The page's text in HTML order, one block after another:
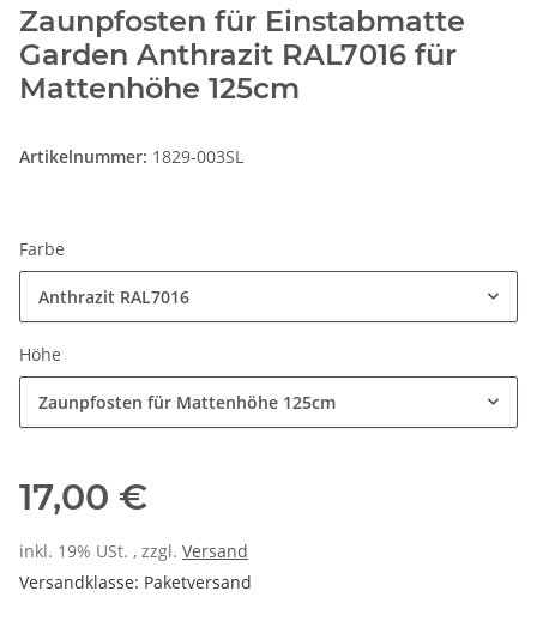
Zaunpfosten für Einstabmatte
Garden Anthrazit RAL7016 für
Mattenhöhe 125cm
Artikelnummer: 1829-003SL
Farbe
Anthrazit RAL7016
Höhe
Zaunpfosten für Mattenhöhe 125cm
17,00 €
inkl. 19% USt. , zzgl. Versand
Versandklasse: Paketversand